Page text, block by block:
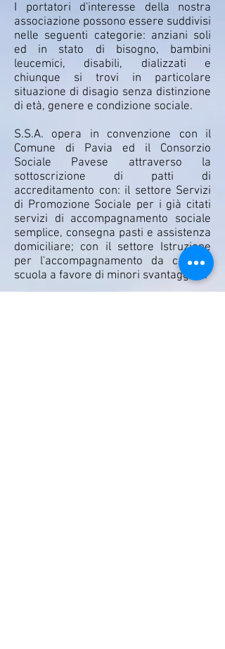
I portatori d'interesse della nostra
associazione possono essere suddivisi
nelle seguenti categorie: anziani soli
ed in stato di bisogno, bambini
leucemici, disabili, dializzati e
chiunque si trovi in particolare
situazione di disagio senza distinzione
di età, genere e condizione sociale.
S.S.A. opera in convenzione con il
Comune di Pavia ed il Consorzio
Sociale Pavese attraverso la
sottoscrizione di patti di
accreditamento con: il settore Servizi
di Promozione Sociale per i già citati
servizi di accompagnamento sociale
semplice, consegna pasti e assistenza
domiciliare; con il settore Istruzione
per l'accompagnamento da casa a
scuola a favore di minori svantaggiati.